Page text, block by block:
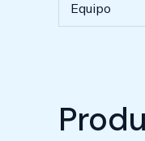
Equipo